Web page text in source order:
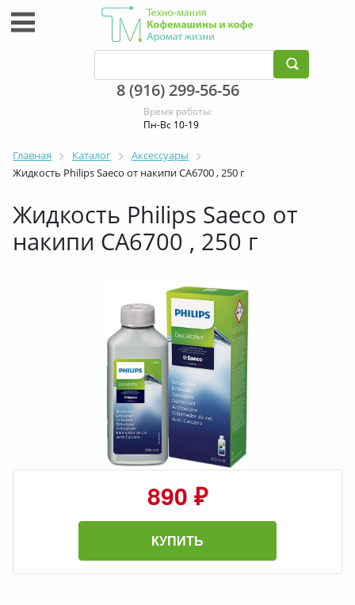
8 (916) 299-56-56
Время работы:
Пн-Вс 10-19
Главная Каталог
Аксессуары
Жидкость Philips Saeco от накипи CA6700 , 250 г
Жидкость Philips Saeco от
накипи CA6700 , 250 г
890 ₽
КУПИТЬ